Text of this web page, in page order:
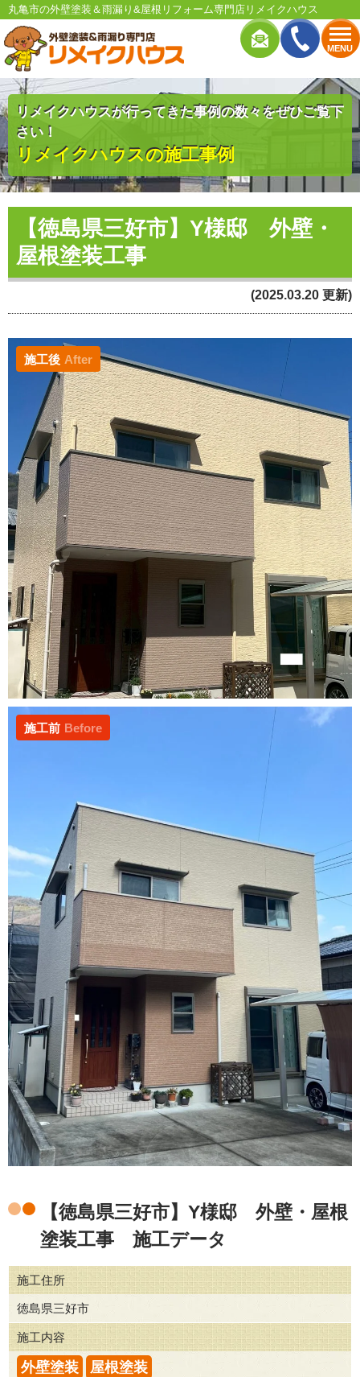
MENU
丸亀市の外壁塗装＆雨漏り&屋根リフォーム専門店リメイクハウス
リメイクハウスが行ってきた事例の数々をぜひご覧下
さい！
リメイクハウスの施工事例
【徳島県三好市】Y様邸 外壁・
屋根塗装工事
(2025.03.20 更新)
施工後 After
施工前 Before
【徳島県三好市】Y様邸 外壁・屋根
塗装工事 施工データ
施工住所
徳島県三好市
施工内容
外壁塗装 屋根塗装